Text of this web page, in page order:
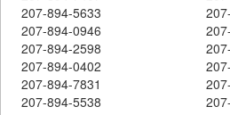
207-894-5633
207-894-0946
207-894-2598
207-894-0402
207-894-7831
207-894-5538